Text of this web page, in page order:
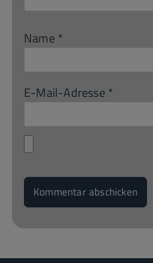
Name *
E-Mail-Adresse *